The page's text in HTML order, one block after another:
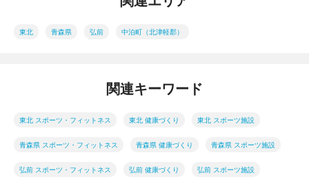
東北 青森県 弘前 中泊町（北津軽郡）
関連キーワード
東北 スポーツ・フィットネス 東北 健康づくり 東北 スポーツ施設
青森県 スポーツ・フィットネス 青森県 健康づくり 青森県 スポーツ施設
弘前 スポーツ・フィットネス 弘前 健康づくり 弘前 スポーツ施設